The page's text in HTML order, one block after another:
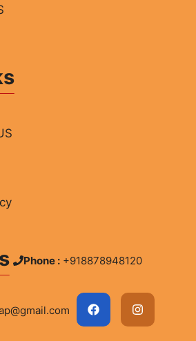
Phone : +918878948120